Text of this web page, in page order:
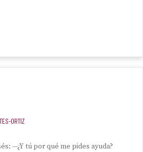
ORTIZ
—¿Y tú por qué me pides ayuda?